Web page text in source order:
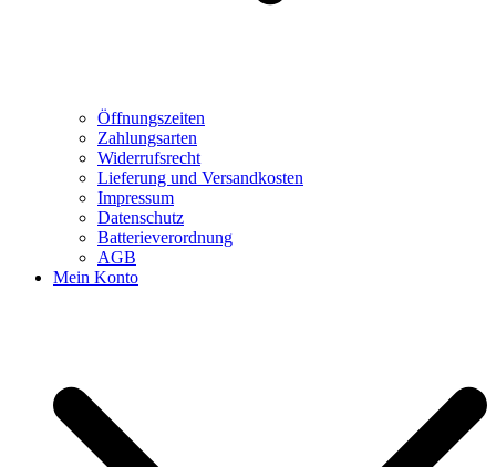
Öffnungszeiten
Zahlungsarten
Widerrufsrecht
Lieferung und Versandkosten
Impressum
Datenschutz
Batterieverordnung
AGB
Mein Konto